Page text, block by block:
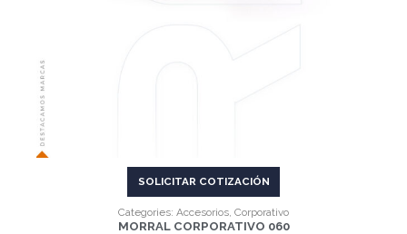
SOLICITAR COTIZACIÓN
Categories: Accesorios Corporativo
MORRAL CORPORATIVO 060